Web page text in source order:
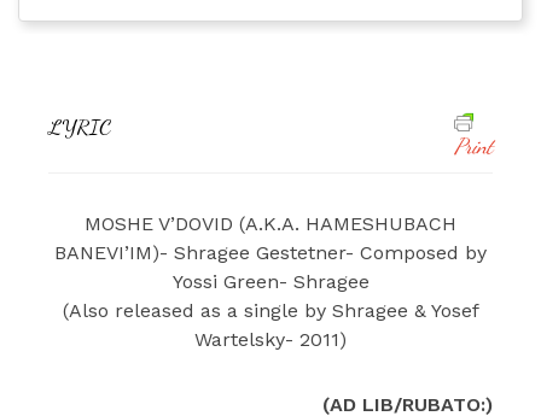
LYRIC
Print
MOSHE V’DOVID (A.K.A. HAMESHUBACH
BANEVI’IM)- Shragee Gestetner- Composed by
Yossi Green- Shragee
(Also released as a single by Shragee & Yosef
Wartelsky- 2011)
(AD LIB/RUBATO:)